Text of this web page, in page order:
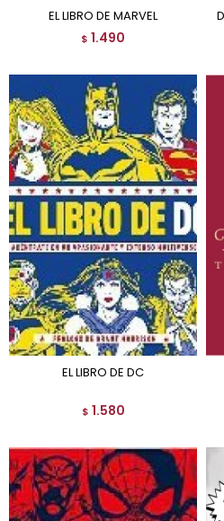
EL LIBRO DE MARVEL
$ 1.490
EL LIBRO DE DC
$ 1.580